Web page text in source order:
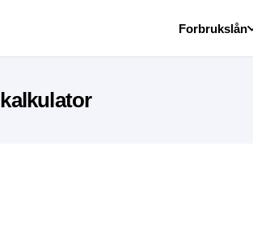
Forbrukslån
kalkulator